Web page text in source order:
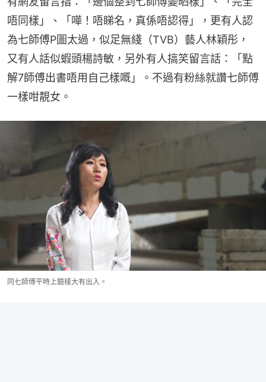
唔同樣」、「嘩！唔睇名，真係唔認得」，更有人認
為七師傅P圖太過，似足無綫（TVB）藝人林穎彤，
又有人話似蝦頭楊詩敏，另外有人搞笑留言話：「點
解7師傅出書唔用自己樣嘅」。不過有粉絲就讚七師傅
一樣咁靚女。
同七師傅平時上鏡樣大有出入。